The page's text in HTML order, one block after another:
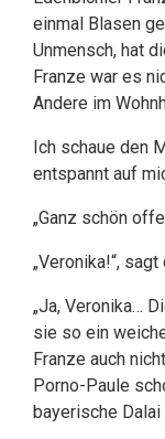
einmal Blasen
Unmensch, hat
Franze war es
Andere im
Ich schaue den
entspannt auf
„Ganz schön
„Veronika!“, sagt
„Ja, Veronika…
sie so ein
Franze auch
Porno-Paule
bayerische Dalai